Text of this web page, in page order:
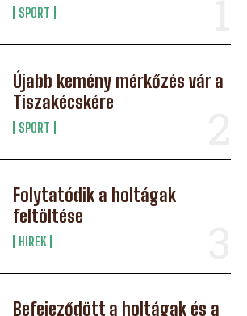
SPORT
Újabb kemény mérkőzés vár a
Tiszakécskére
SPORT
Folytatódik a holtágak
feltöltése
HÍREK
Befejeződött a holtágak és a